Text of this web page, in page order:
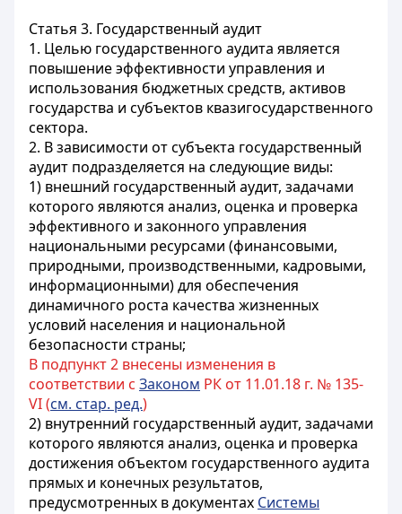
Статья 3. Государственный аудит
1. Целью государственного аудита является
повышение эффективности управления и
использования бюджетных средств, активов
государства и субъектов квазигосударственного
сектора.
2. В зависимости от субъекта государственный
аудит подразделяется на следующие виды:
1) внешний государственный аудит, задачами
которого являются анализ, оценка и проверка
эффективного и законного управления
национальными ресурсами (финансовыми,
природными, производственными, кадровыми,
информационными) для обеспечения
динамичного роста качества жизненных
условий населения и национальной
безопасности страны;
В подпункт 2 внесены изменения в
соответствии с Законом РК от 11.01.18 г. № 135-
VI (см. стар. ред.)
2) внутренний государственный аудит, задачами
которого являются анализ, оценка и проверка
достижения объектом государственного аудита
прямых и конечных результатов,
предусмотренных в документах Системы